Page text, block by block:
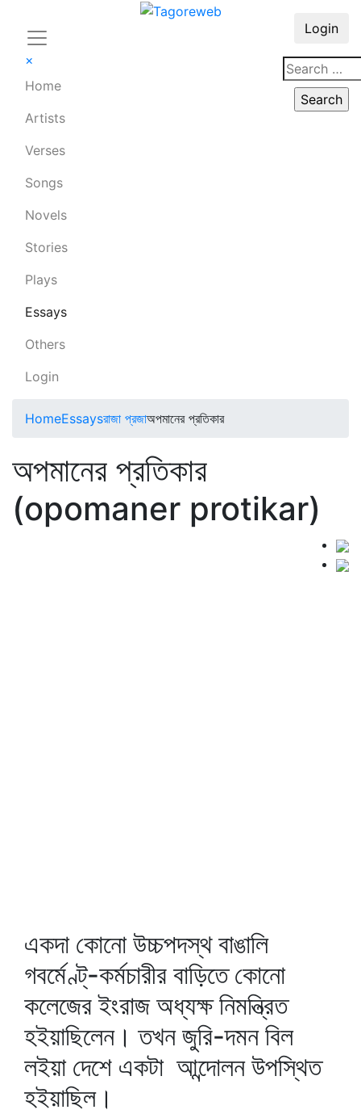
×
Home
Artists
Verses
Songs
Novels
Stories
Plays
Essays
Others
Login
Login
HomeEssaysরাজা প্রজাঅপমানের প্রতিকার
অপমানের প্রতিকার
(opomaner protikar)
একদা কোনো উচ্চপদস্থ বাঙালি
গবর্মেণ্ট্‌-কর্মচারীর বাড়িতে কোনো
কলেজের ইংরাজ অধ্যক্ষ নিমন্ত্রিত
হইয়াছিলেন। তখন জুরি-দমন বিল
লইয়া দেশে একটা আন্দোলন উপস্থিত
হইয়াছিল।